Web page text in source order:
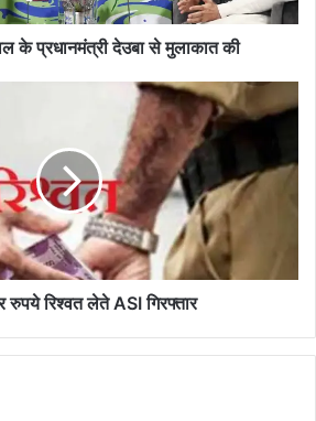
के प्रधानमंत्री देउबा से मुलाकात की
रिश्वत लेते ASI गिरफ्तार